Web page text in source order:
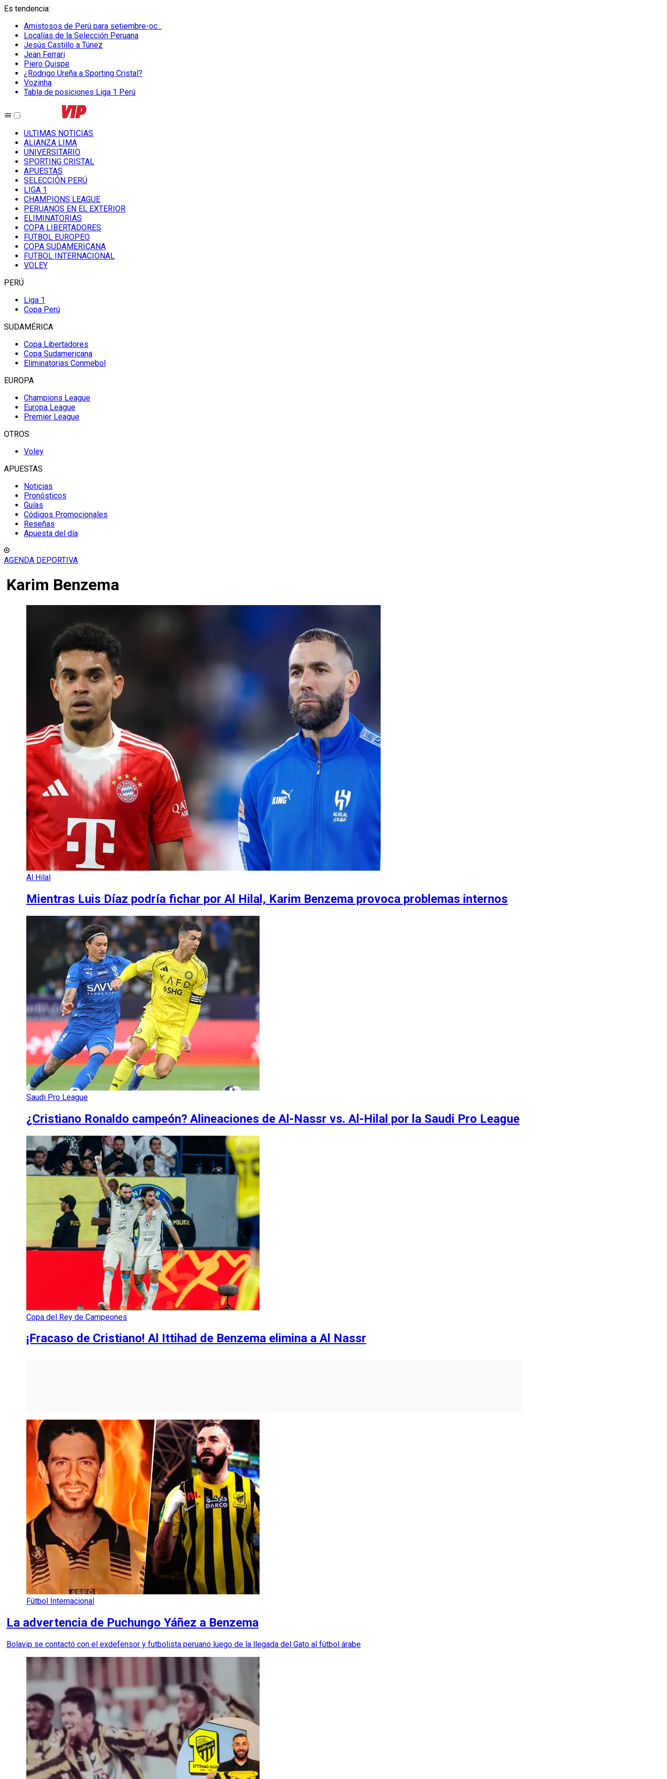
Es tendencia:
Amistosos de Perú para setiembre-oc...
Localías de la Selección Peruana
Jesús Castillo a Túnez
Jean Ferrari
Piero Quispe
¿Rodrigo Ureña a Sporting Cristal?
Vozinha
Tabla de posiciones Liga 1 Perú
ULTIMAS NOTICIAS
ALIANZA LIMA
UNIVERSITARIO
SPORTING CRISTAL
APUESTAS
SELECCIÓN PERÚ
LIGA 1
CHAMPIONS LEAGUE
PERUANOS EN EL EXTERIOR
ELIMINATORIAS
COPA LIBERTADORES
FUTBOL EUROPEO
COPA SUDAMERICANA
FUTBOL INTERNACIONAL
VOLEY
PERÚ
Liga 1
Copa Perú
SUDAMÉRICA
Copa Libertadores
Copa Sudamericana
Eliminatorias Conmebol
EUROPA
Champions League
Europa League
Premier League
OTROS
Voley
APUESTAS
Noticias
Pronósticos
Guías
Códigos Promocionales
Reseñas
Apuesta del día
AGENDA DEPORTIVA
Karim Benzema
Al Hilal
Mientras Luis Díaz podría fichar por Al Hilal, Karim Benzema provoca problemas internos
Saudi Pro League
¿Cristiano Ronaldo campeón? Alineaciones de Al-Nassr vs. Al-Hilal por la Saudi Pro League
Copa del Rey de Campeones
¡Fracaso de Cristiano! Al Ittihad de Benzema elimina a Al Nassr
Fútbol Internacional
La advertencia de Puchungo Yáñez a Benzema
Bolavip se contactó con el exdefensor y futbolista peruano luego de la llegada del Gato al fútbol árabe